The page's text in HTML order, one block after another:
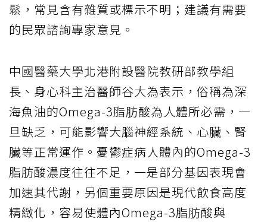
鬆，常見含有雜質或標示不明；建議有需要
的民眾諮詢專家意見。
中國醫藥大學北港附設醫院教研部教學組
長、身心科主治醫師谷大為表示，俗稱為深
海魚油的Omega-3脂肪酸為人體所必需，一
旦缺乏，可能影響大腦神經系統、心臟、腎
臟等正常運作。憂鬱症病人體內的Omega-3
脂肪酸濃度往往不足，一是部分基因表現會
加速其代謝，另個重要原因是現代飲食高度
精緻化，容易使體內Omega-3脂肪酸與